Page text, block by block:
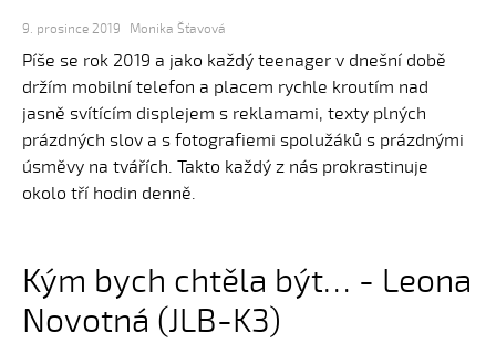
9. prosince 2019 Monika Šťavová
Píše se rok 2019 a jako každý teenager v dnešní době
držím mobilní telefon a placem rychle kroutím nad
jasně svítícím displejem s reklamami, texty plných
prázdných slov a s fotografiemi spolužáků s prázdnými
úsměvy na tvářích. Takto každý z nás prokrastinuje
okolo tří hodin denně.
Kým bych chtěla být… - Leona
Novotná (JLB-K3)